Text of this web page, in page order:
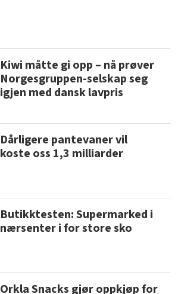
Kiwi måtte gi opp – nå prøver
Norgesgruppen-selskap seg
igjen med dansk lavpris
Dårligere pantevaner vil
koste oss 1,3 milliarder
Butikktesten: Supermarked i
nærsenter i for store sko
Orkla Snacks gjør oppkjøp for